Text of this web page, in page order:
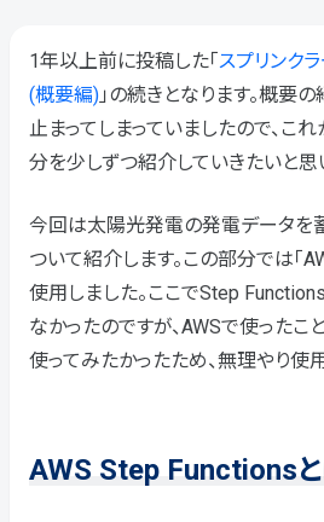
1年以上前に投稿した「スプリンク
(概要編) 」の続きとなります。概要
止まってしまっていましたので、こ
分を少しずつ紹介していきたいと思
今回は太陽光発電の発電データを
ついて紹介します。この部分では「
使用しました。ここでStep
なかったのですが、AWSで使ったこ
使ってみたかったため、無理やり使
AWS Step Functions